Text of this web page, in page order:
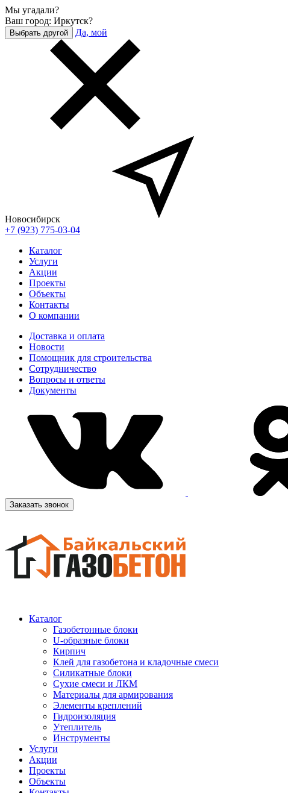
Мы угадали?
Ваш город: Иркутск?
Выбрать другой Да, мой
Новосибирск
+7 (923) 775-03-04
Каталог
Услуги
Акции
Проекты
Объекты
Контакты
О компании
Доставка и оплата
Новости
Помощник для строительства
Сотрудничество
Вопросы и ответы
Документы
Заказать звонок
Каталог
Газобетонные блоки
U-образные блоки
Кирпич
Клей для газобетона и кладочные смеси
Силикатные блоки
Сухие смеси и ЛКМ
Материалы для армирования
Элементы креплений
Гидроизоляция
Утеплитель
Инструменты
Услуги
Акции
Проекты
Объекты